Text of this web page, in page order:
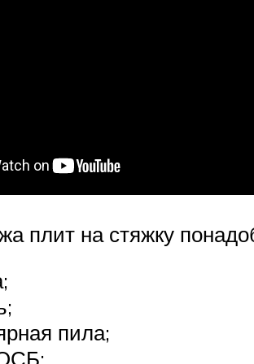
плит на стяжку
пила;